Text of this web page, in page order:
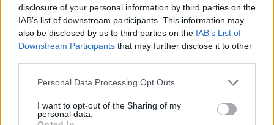
disclosure of your personal information by third parties on the
IAB’s list of downstream participants. This information may
also be disclosed by us to third parties on the IAB’s List of
Downstream Participants that may further disclose it to other
Please note that this website/app uses one or more Google
not limited to your visit or usage behaviour. You may click to
grant or deny consent to Google and its third-party tags to
Personal Data Processing Opt Outs
I want to opt-out of the Sharing of my
personal data.